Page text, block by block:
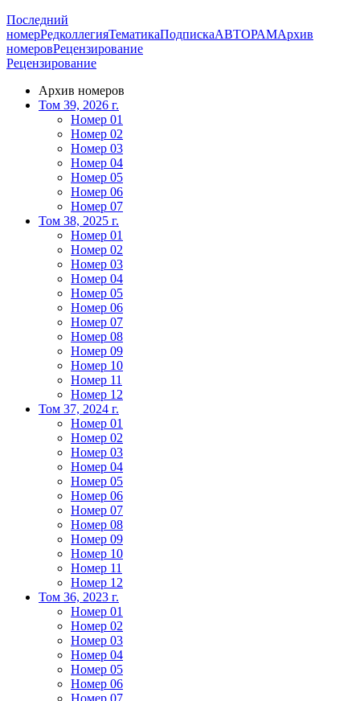
Последний
номерРедколлегияТематикаПодпискаАВТОРАМАрхив
номеровРецензирование
Рецензирование
Архив номеров
Том 39, 2026 г.
Номер 01
Номер 02
Номер 03
Номер 04
Номер 05
Номер 06
Номер 07
Том 38, 2025 г.
Номер 01
Номер 02
Номер 03
Номер 04
Номер 05
Номер 06
Номер 07
Номер 08
Номер 09
Номер 10
Номер 11
Номер 12
Том 37, 2024 г.
Номер 01
Номер 02
Номер 03
Номер 04
Номер 05
Номер 06
Номер 07
Номер 08
Номер 09
Номер 10
Номер 11
Номер 12
Том 36, 2023 г.
Номер 01
Номер 02
Номер 03
Номер 04
Номер 05
Номер 06
Номер 07